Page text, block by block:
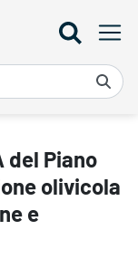
del Piano
olivicola
e